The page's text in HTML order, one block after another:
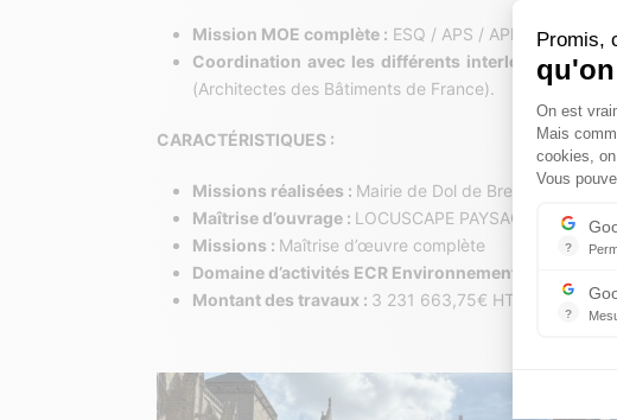
Mission MOE complète : ESQ / APS / APD / PRO /
Coordination avec les différents interlocuteurs :
(Architectes des Bâtiments de France).
CARACTÉRISTIQUES :
Missions réalisées : Mairie de Dol de Bretagne
Maîtrise d’ouvrage : LOCUSCAPE PAYSAGISTES
Missions : Maîtrise d’œuvre complète
Domaine d’activités ECR Environnement
Montant des travaux : 3 231 663,75€ HT
Promis,
On est
Mais
cookies,
Vous
?
?